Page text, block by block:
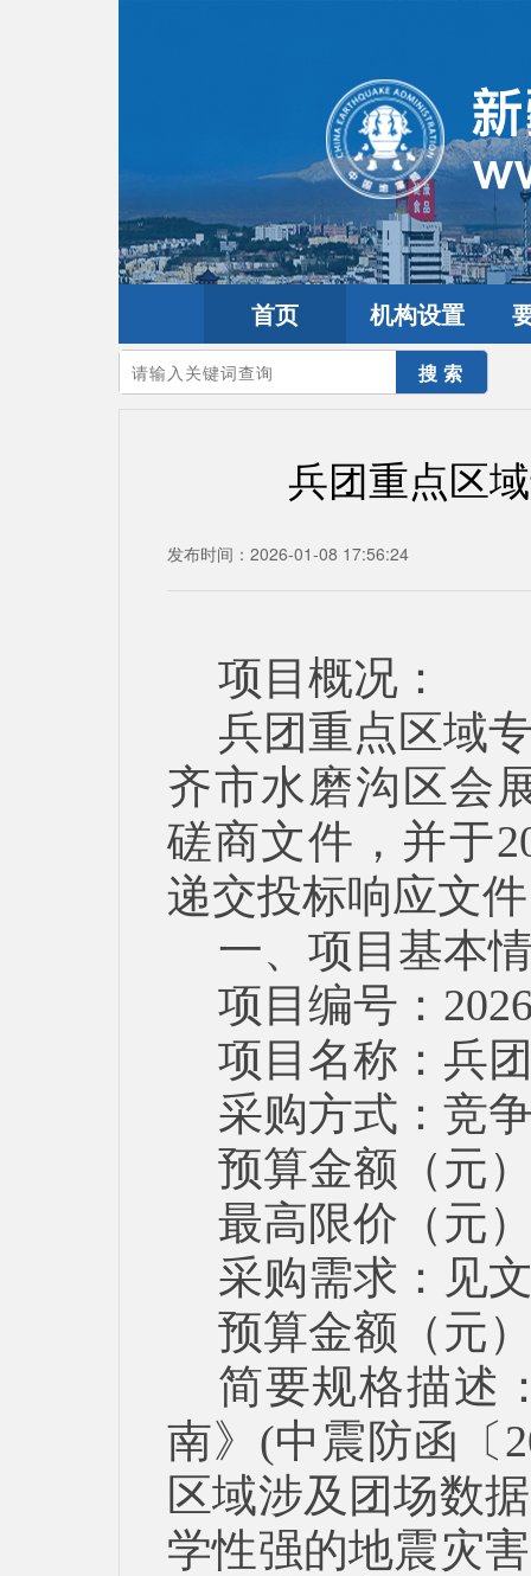
首页 机构设置
您的当前位置：首页>政务公开
兵团重点区
发布时间：2026-01-08 17:56:24
项目概况：
兵团重点区域
齐市水磨沟区会
磋商文件，并于
递交投标响应文
一、项目基本
项目编号：
项目名称：兵
采购方式：竞
预算金额（元
最高限价（元
采购需求：见
预算金额（元
简要规格描述
南》(中震防函〔
区域涉及团场数
学性强的地震灾